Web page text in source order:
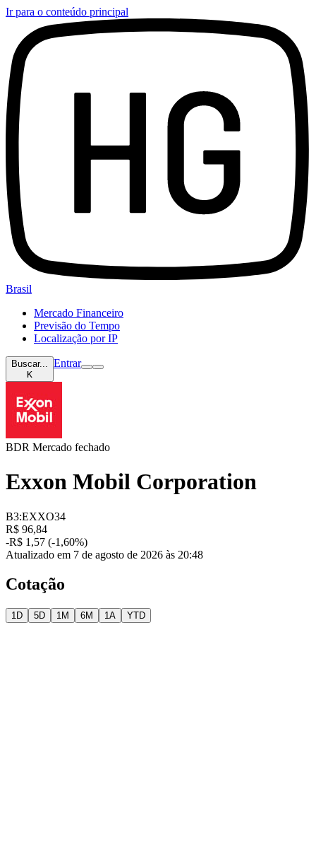
Ir para o conteúdo principal
Brasil
Mercado Financeiro
Previsão do Tempo
Localização por IP
Buscar...
K
Entrar
BDR Mercado fechado
Exxon Mobil Corporation
B3:EXXO34
R$ 96,84
-R$ 1,57 (-1,60%)
Atualizado em 7 de agosto de 2026 às 20:48
Cotação
1D 5D 1M 6M 1A YTD